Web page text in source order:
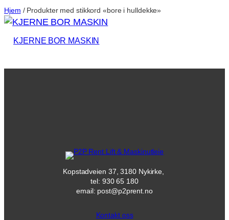
Hjem / Produkter med stikkord «bore i hulldekke»
KJERNE BOR MASKIN
Kopstadveien 37, 3180 Nykirke,
tel: 930 65 180
email: post@p2prent.no
Kontakt oss